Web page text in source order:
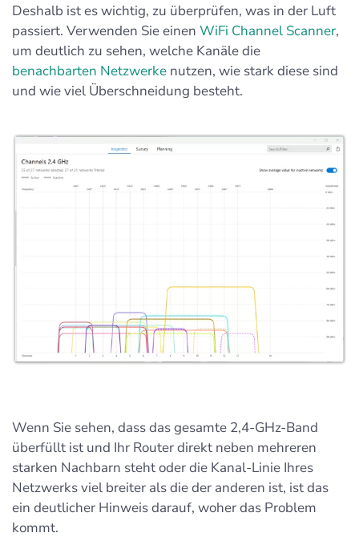
Deshalb ist es wichtig, zu überprüfen, was in der Luft
passiert. Verwenden Sie einen WiFi Channel Scanner,
um deutlich zu sehen, welche Kanäle die
benachbarten Netzwerke nutzen, wie stark diese sind
und wie viel Überschneidung besteht.
Wenn Sie sehen, dass das gesamte 2,4-GHz-Band
überfüllt ist und Ihr Router direkt neben mehreren
starken Nachbarn steht oder die Kanal-Linie Ihres
Netzwerks viel breiter als die der anderen ist, ist das
ein deutlicher Hinweis darauf, woher das Problem
kommt.